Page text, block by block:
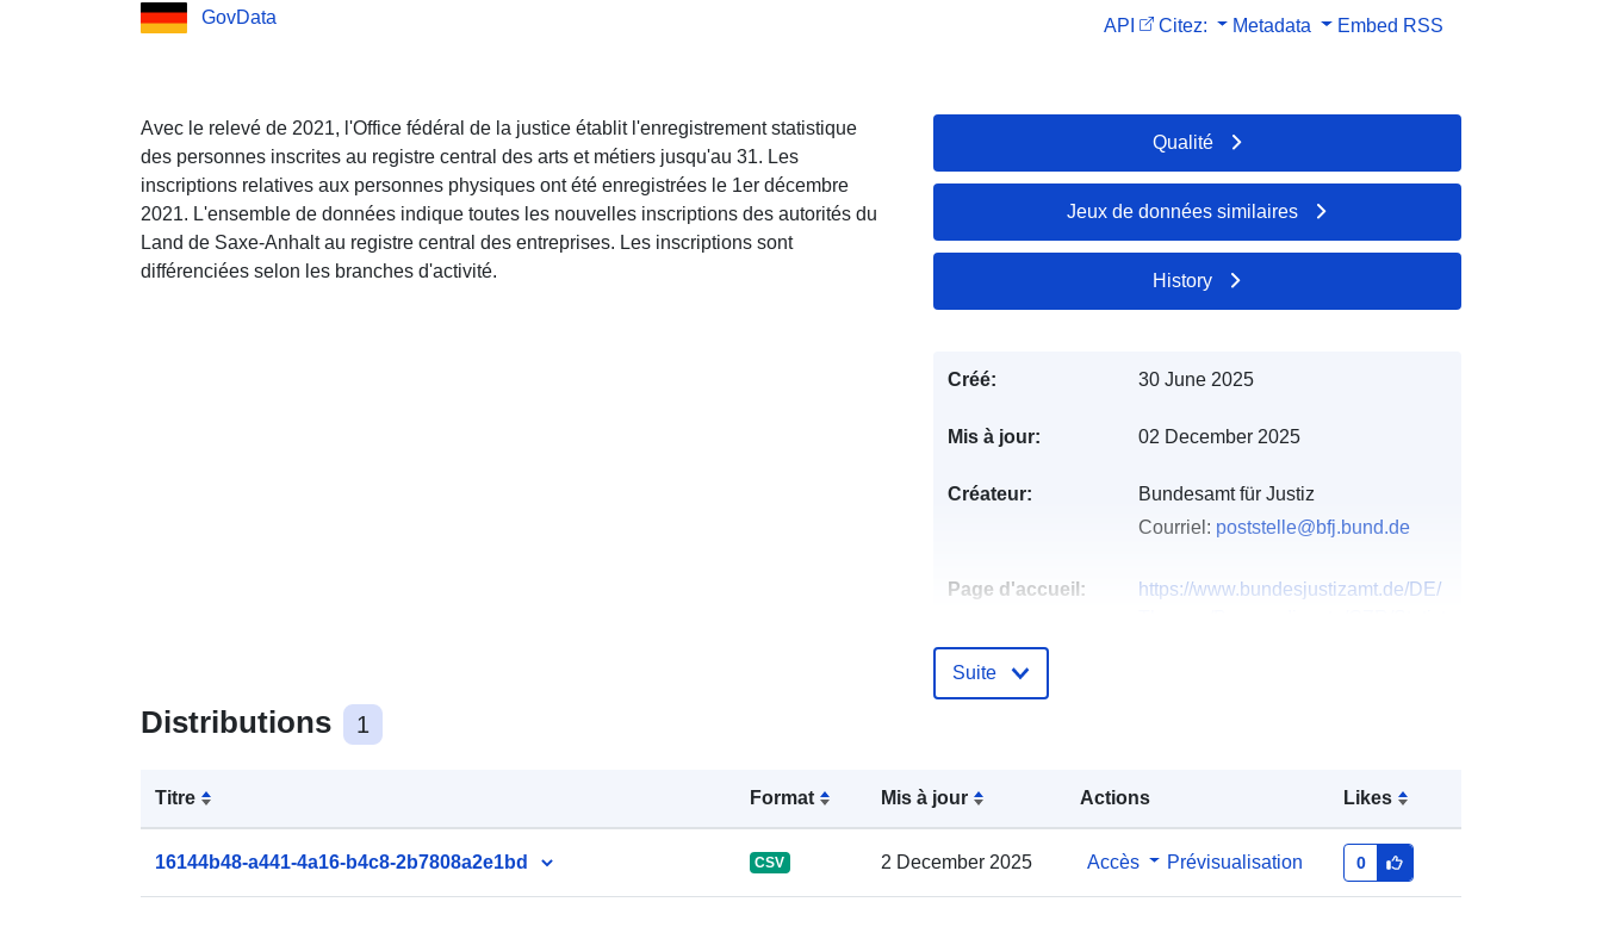
GovData API Citez: Metadata Embed RSS
Avec le relevé de 2021, l'Office fédéral de la justice établit l'enregistrement statistique
des personnes inscrites au registre central des arts et métiers jusqu'au 31. Les
inscriptions relatives aux personnes physiques ont été enregistrées le 1er décembre
2021. L'ensemble de données indique toutes les nouvelles inscriptions des autorités du
Land de Saxe-Anhalt au registre central des entreprises. Les inscriptions sont
différenciées selon les branches d'activité.
Distributions 1
Titre Format Mis à jour Actions Likes
16144b48-a441-4a16-b4c8-2b7808a2e1bd CSV 2 December 2025 Accès Prévisualisation 0
Qualité
Jeux de données similaires
History
Créé: 30 June 2025
Mis à jour: 02 December 2025
Créateur:
Bundesamt für Justiz
Courriel: poststelle@bfj.bund.de
Page d'accueil:
https://www.bundesjustizamt.de/DE/
éditeur:
contact:
Courriel:
mailto:poststelle@bfj.bund.de
Suite